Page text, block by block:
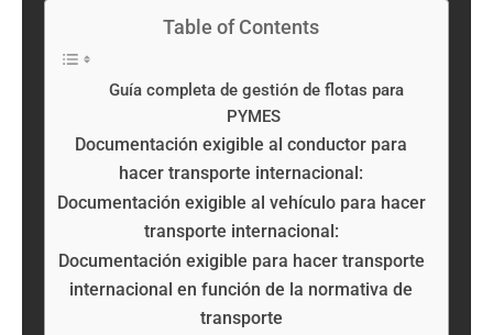
Table of Contents
Guía completa de gestión de flotas para
PYMES
Documentación exigible al conductor para
hacer transporte internacional:
Documentación exigible al vehículo para hacer
transporte internacional:
Documentación exigible para hacer transporte
internacional en función de la normativa de
transporte